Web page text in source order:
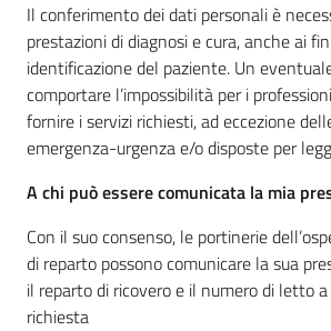
Novità
Scuole
Imprese
ed Enti
Il conferimento dei dati personali è
prestazioni di diagnosi e cura, anche ai
identificazione del paziente. Un
comportare l’impossibilità per i
fornire i servizi richiesti, ad eccezione
emergenza-urgenza e/o disposte per
A chi può essere comunicata la mia
Con il suo consenso, le portinerie
di reparto possono comunicare la sua
il reparto di ricovero e il numero di letto
richiesta